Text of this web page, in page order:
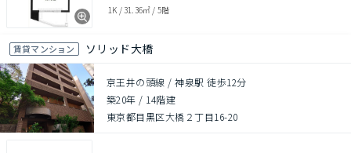
1K /31.36㎡ / 5階
賃貸マンション ソリッド大橋
京王井の頭線 / 神泉駅 徒歩12分
築20年 / 14階建
東京都目黒区大橋２丁目16-20